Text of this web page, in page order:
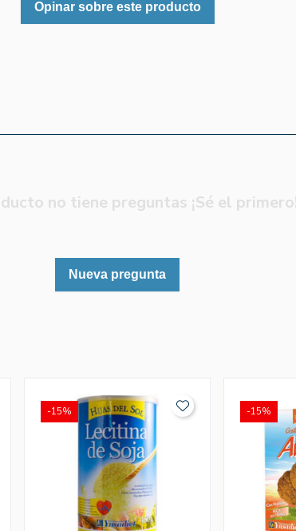
Opinar sobre este producto
no tiene preguntas ¡Sé el
Nueva pregunta
-15% -15%